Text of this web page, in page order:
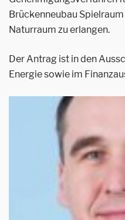
Brückenneubau
Naturraum zu erlangen.
Der Antrag ist in den
Energie sowie im